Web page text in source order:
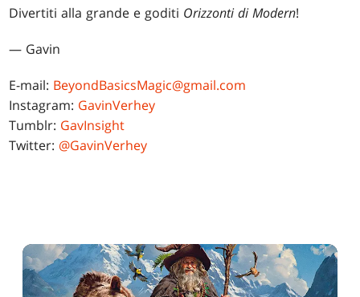
Divertiti alla grande e goditi Orizzonti di Modern!
— Gavin
E-mail: BeyondBasicsMagic@gmail.com
Instagram: GavinVerhey
Tumblr: GavInsight
Twitter: @GavinVerhey